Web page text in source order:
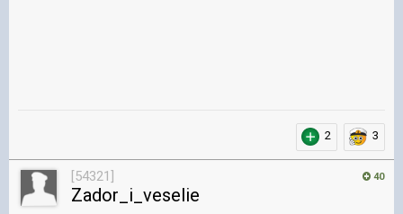
2 3
40
[54321]
Zador_i_veselie